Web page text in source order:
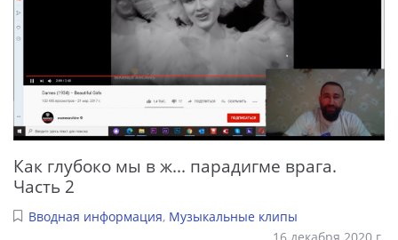
Как глубоко мы в ж... парадигме врага.
Часть 2
Вводная информация, Музыкальные клипы